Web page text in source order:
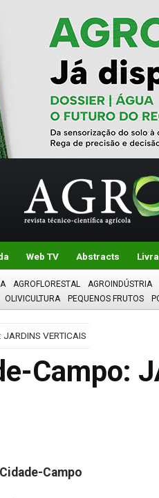
Web TV Abstracts
AGROFLORESTAL AGROINDÚSTRIA
OLIVICULTURA PEQUENOS FRUTOS
VERTICAIS
Campo:
Campo